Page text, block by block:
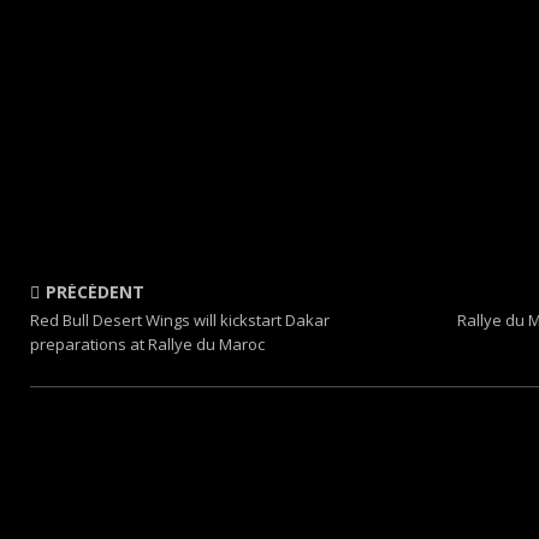
PRÉCÉDENT
Red Bull Desert Wings will kickstart Dakar
preparations at Rallye du Maroc
Rallye du